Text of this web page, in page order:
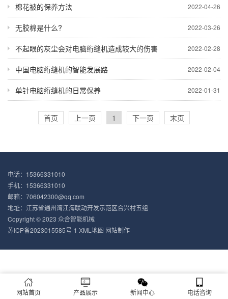
2022-04-26
棉花被的保养方法
2022-03-26
无胶棉是什么?
2022-02-28
不起眼的灰尘会对电脑绗缝机造成较大的伤害
2022-02-04
中国电脑绗缝机的智能发展路
2022-01-31
单针电脑绗缝机的日常保养
首页 上一页 1 下一页 末页
电话：15366331010
手机：15366331010
邮箱：706042300@qq.com
地址：江苏省通州湾江海联动开发示范区合兴村五组
Copyright © 2023 众合智能机械
苏ICP备2023015585号-1 XML地图 网站制作
网站首页 产品展示 新闻中心 电话咨询